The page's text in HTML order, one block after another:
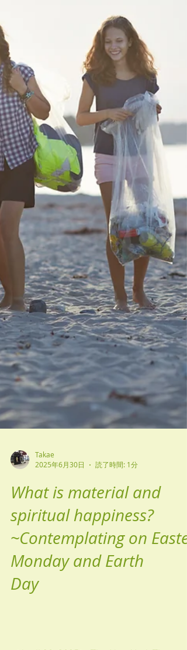
痛い…という場合、主な原因が背骨の歪み
ら来ていることが多いということは、これ
でにもお話してきました。 従来の現代ヨガ
教室では、そんな時、本来あるべき姿勢に
すために、何はともあれ背骨周りの筋肉に
きかけるアーサナ（ポーズ）に取り掛かる
とを教えてきました。 私たちのヨガクラス
では、その前にまず身体全体の筋膜を動か
し、身体じゅうの筋膜に水分補給すること
学んでいます。次にその人の身体が本来の
能を取り戻すためにどの筋膜ラインを鍛え
ことが必要なのかを探し出し、その筋膜ラ
ンを意識してアーサナを練習しながらアラ
Takae
2025年6月30日
読了時間: 1分
What is material and
spiritual happiness?
~Contemplating on Easter